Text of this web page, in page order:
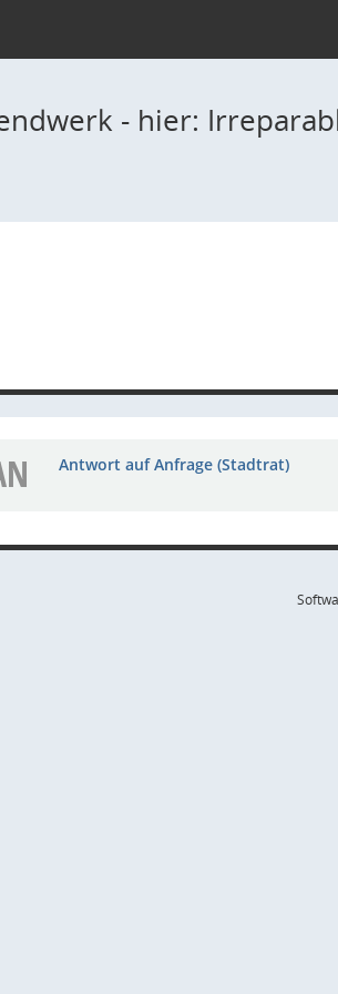
- hier:
Antwort auf Anfrage (Stadtrat)